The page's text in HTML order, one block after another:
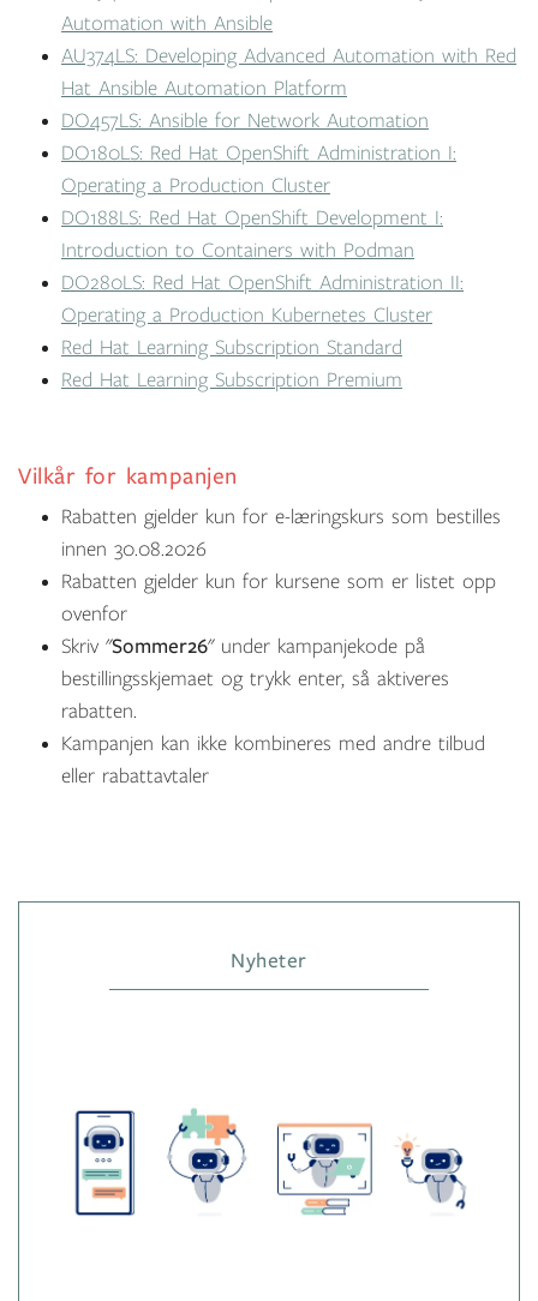
Automation with Ansible
AU374LS: Developing Advanced Automation with Red
Hat Ansible Automation Platform
DO457LS: Ansible for Network Automation
DO180LS: Red Hat OpenShift Administration I:
Operating a Production Cluster
DO188LS: Red Hat OpenShift Development I:
Introduction to Containers with Podman
DO280LS: Red Hat OpenShift Administration II:
Operating a Production Kubernetes Cluster
Red Hat Learning Subscription Standard
Red Hat Learning Subscription Premium
Vilkår for kampanjen
Rabatten gjelder kun for e-læringskurs som bestilles
innen 30.08.2026
Rabatten gjelder kun for kursene som er listet opp
ovenfor
Skriv "Sommer26" under kampanjekode på
bestillingsskjemaet og trykk enter, så aktiveres
rabatten.
Kampanjen kan ikke kombineres med andre tilbud
eller rabattavtaler
Nyheter